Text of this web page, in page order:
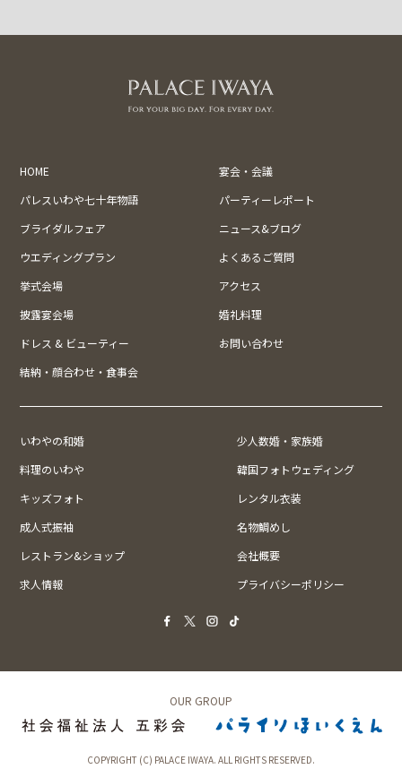
HOME
宴会・会議
パレスいわや七十年物語
パーティーレポート
ブライダルフェア
ニュース&ブログ
ウエディングプラン
よくあるご質問
挙式会場
アクセス
披露宴会場
婚礼料理
ドレス & ビューティー
お問い合わせ
結納・顔合わせ・食事会
いわやの和婚
少人数婚・家族婚
料理のいわや
韓国フォトウェディング
キッズフォト
レンタル衣装
成人式振袖
名物鯛めし
レストラン&ショップ
会社概要
求人情報
プライバシーポリシー
OUR GROUP
COPYRIGHT (C) PALACE IWAYA. ALL RIGHTS RESERVED.